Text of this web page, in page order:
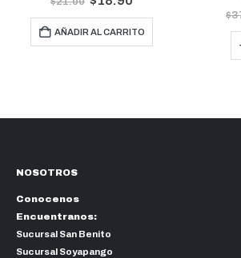
$37.00 $33.30
LEER MÁS
NOSOTROS
Conocenos
Encuentranos:
Sucursal San Benito
Sucursal Soyapango